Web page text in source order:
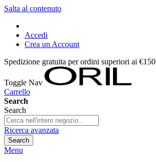
Salta al contenuto
Accedi
Crea un Account
Spedizione gratuita per ordini superiori ai €150
Toggle Nav
Carrello
Search
Search
Ricerca avanzata
Search
Menu